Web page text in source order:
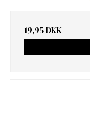
19,95 DKK